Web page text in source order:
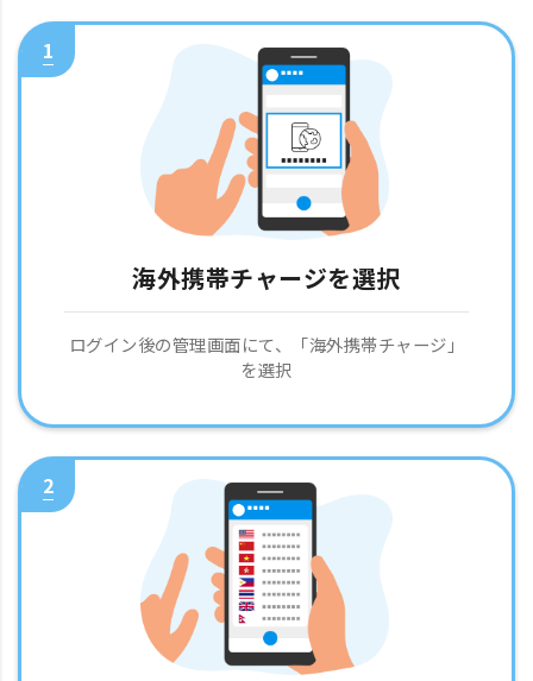
1
海外携帯チャージを選択
ログイン後の管理画面にて、「海外携帯チャージ」
を選択
2